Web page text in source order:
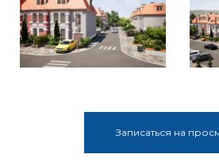
Записаться на